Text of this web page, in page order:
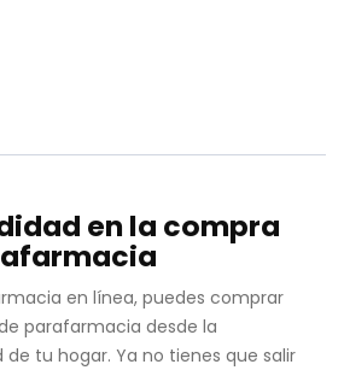
en la compra
en línea, puedes comprar
parafarmacia desde la
tu hogar. Ya no tienes que salir